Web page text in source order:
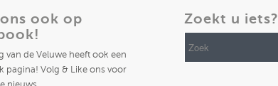
ook op
van de Veluwe heeft ook een
pagina! Volg & Like ons voor
Zoekt u iets?